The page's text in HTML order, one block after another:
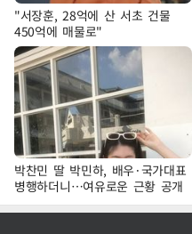
"서장훈, 28억에 산 서초 건물
450억에 매물로"
박찬민 딸 박민하, 배우·국가대표
병행하더니…여유로운 근황 공개